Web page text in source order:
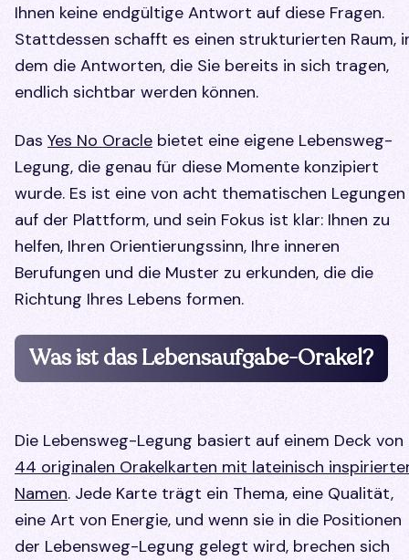
Ihnen keine endgültige Antwort auf diese Fragen.
Stattdessen schafft es einen strukturierten Raum,
dem die Antworten, die Sie bereits in sich tragen,
endlich sichtbar werden können.
Das Yes No Oracle bietet eine eigene Lebensweg-
Legung, die genau für diese Momente konzipiert
wurde. Es ist eine von acht thematischen Legungen
auf der Plattform, und sein Fokus ist klar: Ihnen zu
helfen, Ihren Orientierungssinn, Ihre inneren
Berufungen und die Muster zu erkunden, die die
Richtung Ihres Lebens formen.
Was ist das Lebensaufgabe-Orakel?
Die Lebensweg-Legung basiert auf einem Deck von
44 originalen Orakelkarten mit lateinisch
Namen. Jede Karte trägt ein Thema, eine Qualität,
eine Art von Energie, und wenn sie in die Positionen
der Lebensweg-Legung gelegt wird, brechen sich